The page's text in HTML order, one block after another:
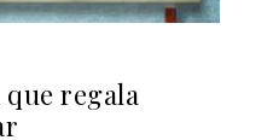
regala